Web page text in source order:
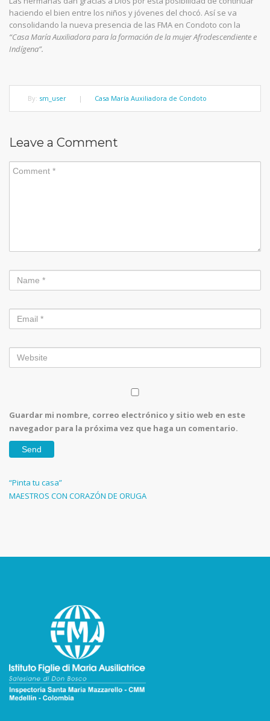
haciendo el bien entre los niños y jóvenes del chocó. Así se va
consolidando la nueva presencia de las FMA en Condoto con la
“Casa María Auxiliadora para la formación de la mujer Afrodescendiente e
Indígena”.
By: sm_user | Casa María Auxiliadora de Condoto
Leave a Comment
Guardar mi nombre, correo electrónico y sitio web en este
navegador para la próxima vez que haga un comentario.
Navegación
de
Previous
Post
“Pinta tu casa”
Next
MAESTROS CON CORAZÓN DE ORUGA